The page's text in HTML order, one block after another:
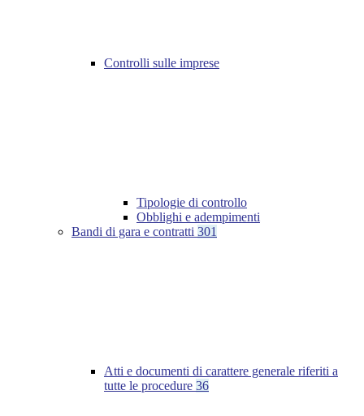
Controlli sulle imprese
Tipologie di controllo
Obblighi e adempimenti
Bandi di gara e contratti 301
Atti e documenti di carattere generale riferiti a
tutte le procedure 36